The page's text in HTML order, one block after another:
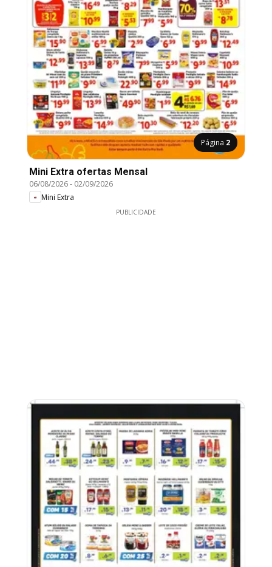
Página 2
Mini Extra ofertas Mensal
06/08/2026- 02/09/2026
Mini Extra
PUBLICIDADE